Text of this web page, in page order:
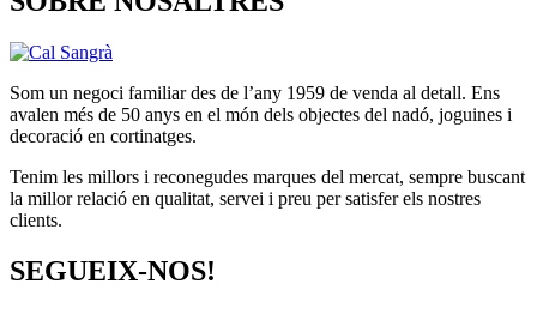
Som un negoci familiar des de l’any 1959 de venda al detall. Ens
avalen més de 50 anys en el món dels objectes del nadó, joguines i
decoració en cortinatges.
Tenim les millors i reconegudes marques del mercat, sempre buscant
la millor relació en qualitat, servei i preu per satisfer els nostres
clients.
SEGUEIX-NOS!